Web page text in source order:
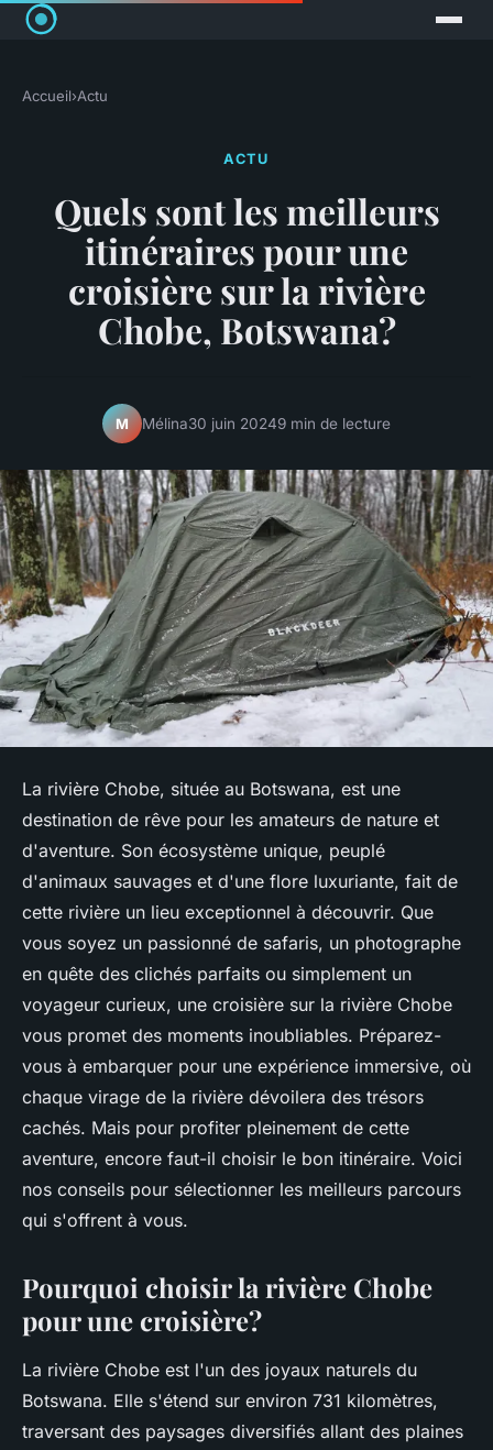
Accueil›Actu
ACTU
Quels sont les meilleurs
itinéraires pour une
croisière sur la rivière
Chobe, Botswana?
M Mélina30 juin 20249 min de lecture
La rivière Chobe, située au Botswana, est une
destination de rêve pour les amateurs de nature et
d'aventure. Son écosystème unique, peuplé
d'animaux sauvages et d'une flore luxuriante, fait de
cette rivière un lieu exceptionnel à découvrir. Que
vous soyez un passionné de safaris, un photographe
en quête des clichés parfaits ou simplement un
voyageur curieux, une croisière sur la rivière Chobe
vous promet des moments inoubliables. Préparez-
vous à embarquer pour une expérience immersive, où
chaque virage de la rivière dévoilera des trésors
cachés. Mais pour profiter pleinement de cette
aventure, encore faut-il choisir le bon itinéraire. Voici
nos conseils pour sélectionner les meilleurs parcours
qui s'offrent à vous.
Pourquoi choisir la rivière Chobe
pour une croisière?
La rivière Chobe est l'un des joyaux naturels du
Botswana. Elle s'étend sur environ 731 kilomètres,
traversant des paysages diversifiés allant des plaines